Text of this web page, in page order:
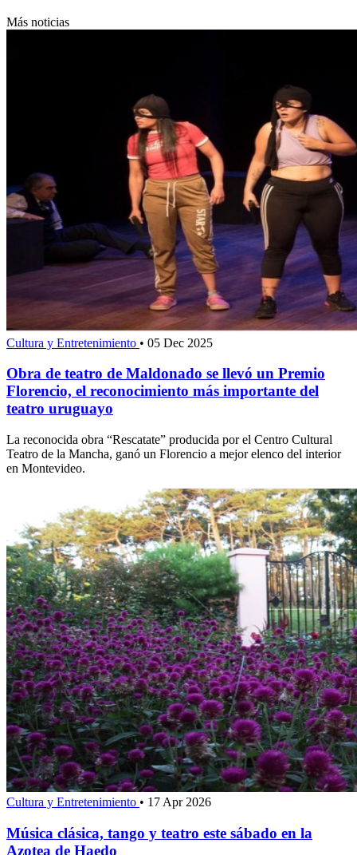
Más noticias
Cultura y Entretenimiento • 05 Dec 2025
Obra de teatro de Maldonado se llevó un Premio
Florencio, el reconocimiento más importante del
teatro uruguayo
La reconocida obra “Rescatate” producida por el Centro Cultural
Teatro de la Mancha, ganó un Florencio a mejor elenco del interior
en Montevideo.
Cultura y Entretenimiento • 17 Apr 2026
Música clásica, tango y teatro este sábado en la
Azotea de Haedo